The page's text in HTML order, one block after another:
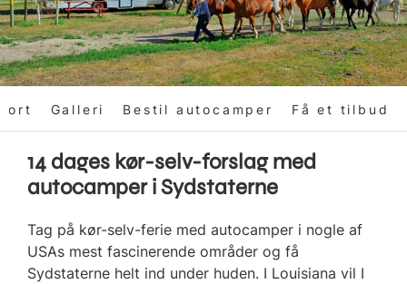
Galleri Bestil autocamper Få et tilbud
14 dages kør-selv-forslag med
autocamper i Sydstaterne
Tag på kør-selv-ferie med autocamper i nogle af
USAs mest fascinerende områder og få
Sydstaterne helt ind under huden. I Louisiana vil I